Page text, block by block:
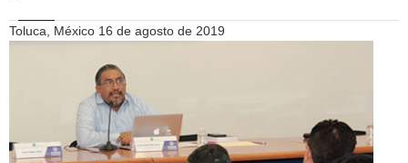
Toluca, México 16 de agosto de 2019